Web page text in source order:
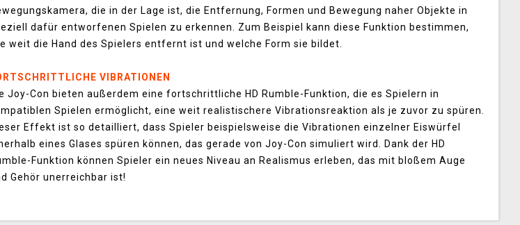
die in der Lage ist, die Entfernung, Formen und Bewegung naher Objekte in
dafür entworfenen Spielen zu erkennen. Zum Beispiel kann diese Funktion bestimmen,
weit die Hand des Spielers entfernt ist und welche Form sie bildet.
VIBRATIONEN
Joy-Con bieten außerdem eine fortschrittliche HD Rumble-Funktion, die es Spielern in
Spielen ermöglicht, eine weit realistischere Vibrationsreaktion als je zuvor zu spüren.
Effekt ist so detailliert, dass Spieler beispielsweise die Vibrationen einzelner Eiswürfel
eines Glases spüren können, das gerade von Joy-Con simuliert wird. Dank der HD
Funktion können Spieler ein neues Niveau an Realismus erleben, das mit bloßem Auge
Gehör unerreichbar ist!